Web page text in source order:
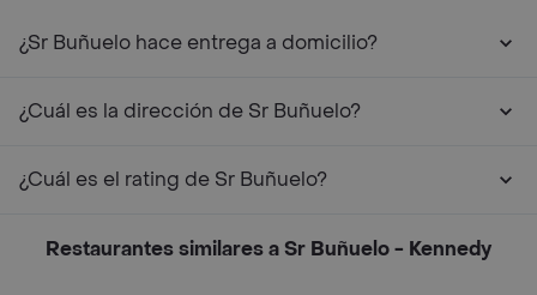
¿Sr Buñuelo hace entrega a domicilio?
¿Cuál es la dirección de Sr Buñuelo?
¿Cuál es el rating de Sr Buñuelo?
Restaurantes similares a Sr Buñuelo - Kennedy